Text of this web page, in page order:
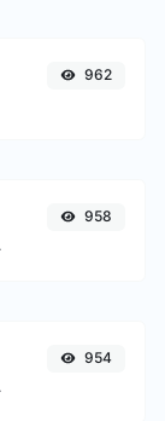
962
GIF.
958
GIF.
954